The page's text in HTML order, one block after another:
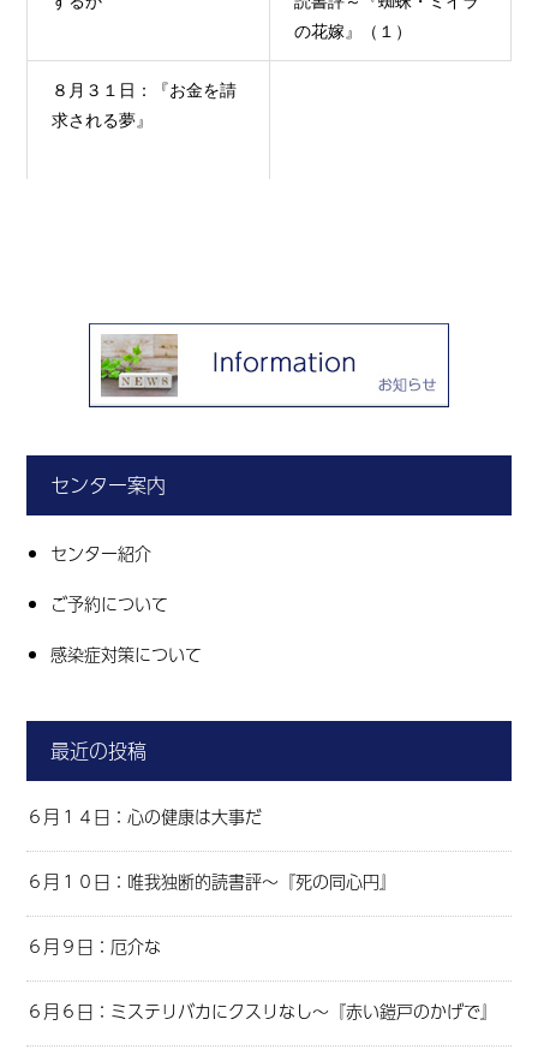
の花嫁』（１）
８月３１日：『お金を請
求される夢』
センター案内
センター紹介
ご予約について
感染症対策について
最近の投稿
６月１４日：心の健康は大事だ
６月１０日：唯我独断的読書評～『死の同心円』
６月９日：厄介な
６月６日：ミステリバカにクスリなし～『赤い鎧戸のかげで』